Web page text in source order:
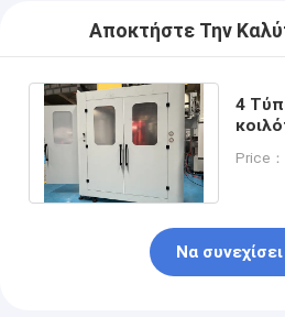
Αποκτήστε Την
4
Price
Να συνεχίσει